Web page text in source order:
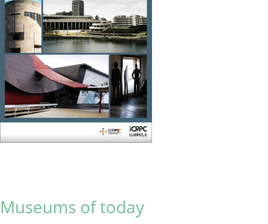
Museums of today